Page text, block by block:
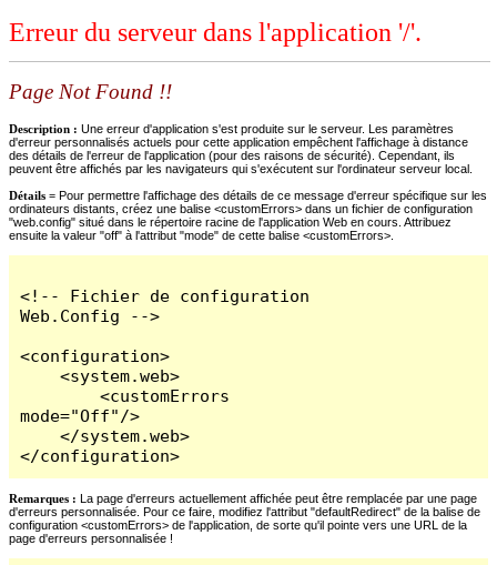
Erreur du serveur dans l'application '/'.
Page Not Found !!
Description : Une erreur d'application s'est produite sur le serveur. Les paramètres
d'erreur personnalisés actuels pour cette application empêchent l'affichage à distance
des détails de l'erreur de l'application (pour des raisons de sécurité). Cependant, ils
peuvent être affichés par les navigateurs qui s'exécutent sur l'ordinateur serveur local.
Détails = Pour permettre l'affichage des détails de ce message d'erreur spécifique sur les
ordinateurs distants, créez une balise <customErrors> dans un fichier de configuration
"web.config" situé dans le répertoire racine de l'application Web en cours. Attribuez
ensuite la valeur "off" à l'attribut "mode" de cette balise <customErrors>.
<!-- Fichier de configuration
Web.Config -->
<configuration>
    <system.web>
        <customErrors
mode="Off"/>
    </system.web>
</configuration>
Remarques : La page d'erreurs actuellement affichée peut être remplacée par une page
d'erreurs personnalisée. Pour ce faire, modifiez l'attribut "defaultRedirect" de la balise de
configuration <customErrors> de l'application, de sorte qu'il pointe vers une URL de la
page d'erreurs personnalisée !